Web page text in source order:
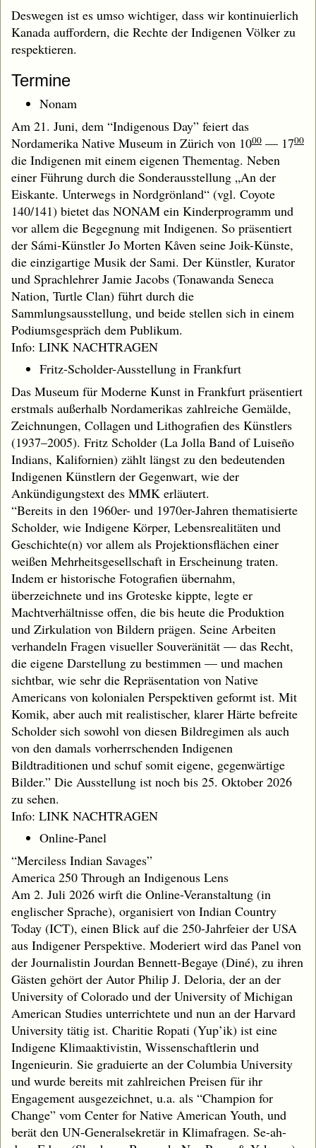
Deswegen ist es umso wichtiger, dass wir kontinuierlich
Kanada auffordern, die Rechte der Indigenen Völker zu
respektieren.
Termine
Nonam
Am 21. Juni, dem “Indigenous Day” feiert das
Nordamerika Native Museum in Zürich von 1000 — 1700
die Indigenen mit einem eigenen Thementag. Neben
einer Führung durch die Sonderausstellung „An der
Eiskante. Unterwegs in Nordgrönland“ (vgl. Coyote
140/141) bietet das NONAM ein Kinderprogramm und
vor allem die Begegnung mit Indigenen. So präsentiert
der Sámi-Künstler Jo Morten Kåven seine Joik-Künste,
die einzigartige Musik der Sami. Der Künstler, Kurator
und Sprachlehrer Jamie Jacobs (Tonawanda Seneca
Nation, Turtle Clan) führt durch die
Sammlungsausstellung, und beide stellen sich in einem
Podiumsgespräch dem Publikum.
Info: LINK NACHTRAGEN
Fritz-Scholder-Ausstellung in Frankfurt
Das Museum für Moderne Kunst in Frankfurt präsentiert
erstmals außerhalb Nordamerikas zahlreiche Gemälde,
Zeichnungen, Collagen und Lithografien des Künstlers
(1937–2005). Fritz Scholder (La Jolla Band of Luiseño
Indians, Kalifornien) zählt längst zu den bedeutenden
Indigenen Künstlern der Gegenwart, wie der
Ankündigungstext des MMK erläutert.
“Bereits in den 1960er- und 1970er-Jahren thematisierte
Scholder, wie Indigene Körper, Lebensrealitäten und
Geschichte(n) vor allem als Projektionsflächen einer
weißen Mehrheitsgesellschaft in Erscheinung traten.
Indem er historische Fotografien übernahm,
überzeichnete und ins Groteske kippte, legte er
Machtverhältnisse offen, die bis heute die Produktion
und Zirkulation von Bildern prägen. Seine Arbeiten
verhandeln Fragen visueller Souveränität — das Recht,
die eigene Darstellung zu bestimmen — und machen
sichtbar, wie sehr die Repräsentation von Native
Americans von kolonialen Perspektiven geformt ist. Mit
Komik, aber auch mit realistischer, klarer Härte befreite
Scholder sich sowohl von diesen Bildregimen als auch
von den damals vorherrschenden Indigenen
Bildtraditionen und schuf somit eigene, gegenwärtige
Bilder.” Die Ausstellung ist noch bis 25. Oktober 2026
zu sehen.
Info: LINK NACHTRAGEN
Online-Panel
“Merciless Indian Savages”
America 250 Through an Indigenous Lens
Am 2. Juli 2026 wirft die Online-Veranstaltung (in
englischer Sprache), organisiert von Indian Country
Today (ICT), einen Blick auf die 250-Jahrfeier der USA
aus Indigener Perspektive. Moderiert wird das Panel von
der Journalistin Jourdan Bennett-Begaye (Diné), zu ihren
Gästen gehört der Autor Philip J. Deloria, der an der
University of Colorado und der University of Michigan
American Studies unterrichtete und nun an der Harvard
University tätig ist. Charitie Ropati (Yup’ik) ist eine
Indigene Klimaaktivistin, Wissenschaftlerin und
Ingenieurin. Sie graduierte an der Columbia University
und wurde bereits mit zahlreichen Preisen für ihr
Engagement ausgezeichnet, u.a. als “Champion for
Change” vom Center for Native American Youth, und
berät den UN-Generalsekretär in Klimafragen. Se-ah-